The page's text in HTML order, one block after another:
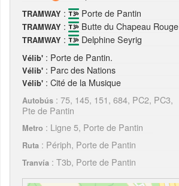
TRAMWAY : Porte de Pantin
TRAMWAY : Butte du Chapeau Rouge
TRAMWAY : Delphine Seyrig
Vélib' : Porte de Pantin.
Vélib' : Parc des Nations
Vélib' : Cité de la Musique
Autobús : 75, 145, 151, 684, PC2, PC3,
Pte de Pantin
Metro : Ligne 5, Porte de Pantin
Ruta : Périph, Porte de Pantin
Tranvía : T3b, Porte de Pantin